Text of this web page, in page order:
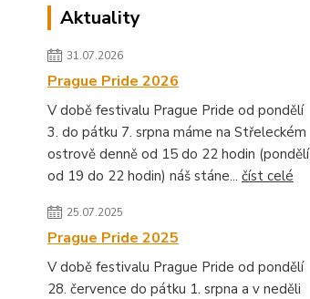
Aktuality
31.07.2026
Prague Pride 2026
V době festivalu Prague Pride od pondělí
3. do pátku 7. srpna máme na Střeleckém
ostrově denně od 15 do 22 hodin (pondělí
od 19 do 22 hodin) náš stáne... číst celé
25.07.2025
Prague Pride 2025
V době festivalu Prague Pride od pondělí
28. července do pátku 1. srpna a v neděli